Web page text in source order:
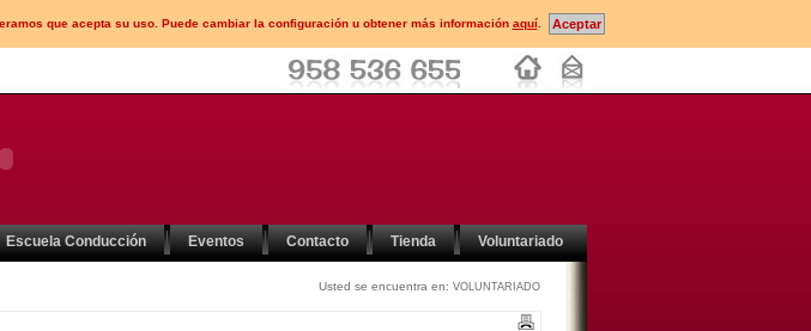
que acepta su uso. Puede cambiar la configuración u obtener más información aquí.
Escuela Conducción Eventos Contacto Tienda Voluntariado
Usted se encuentra en: VOLUNTARIADO